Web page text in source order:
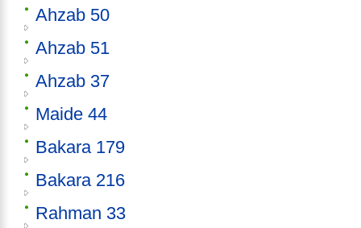
Ahzab 50
Ahzab 51
Ahzab 37
Maide 44
Bakara 179
Bakara 216
Rahman 33